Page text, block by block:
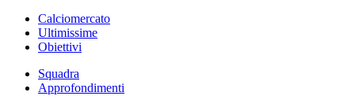
Calciomercato
Ultimissime
Obiettivi
Squadra
Approfondimenti